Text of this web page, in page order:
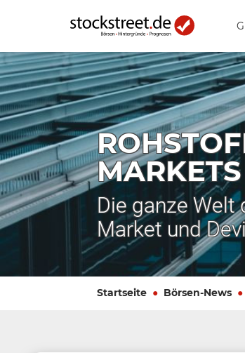
Die ganze Welt
Market und
Startseite Börsen-News